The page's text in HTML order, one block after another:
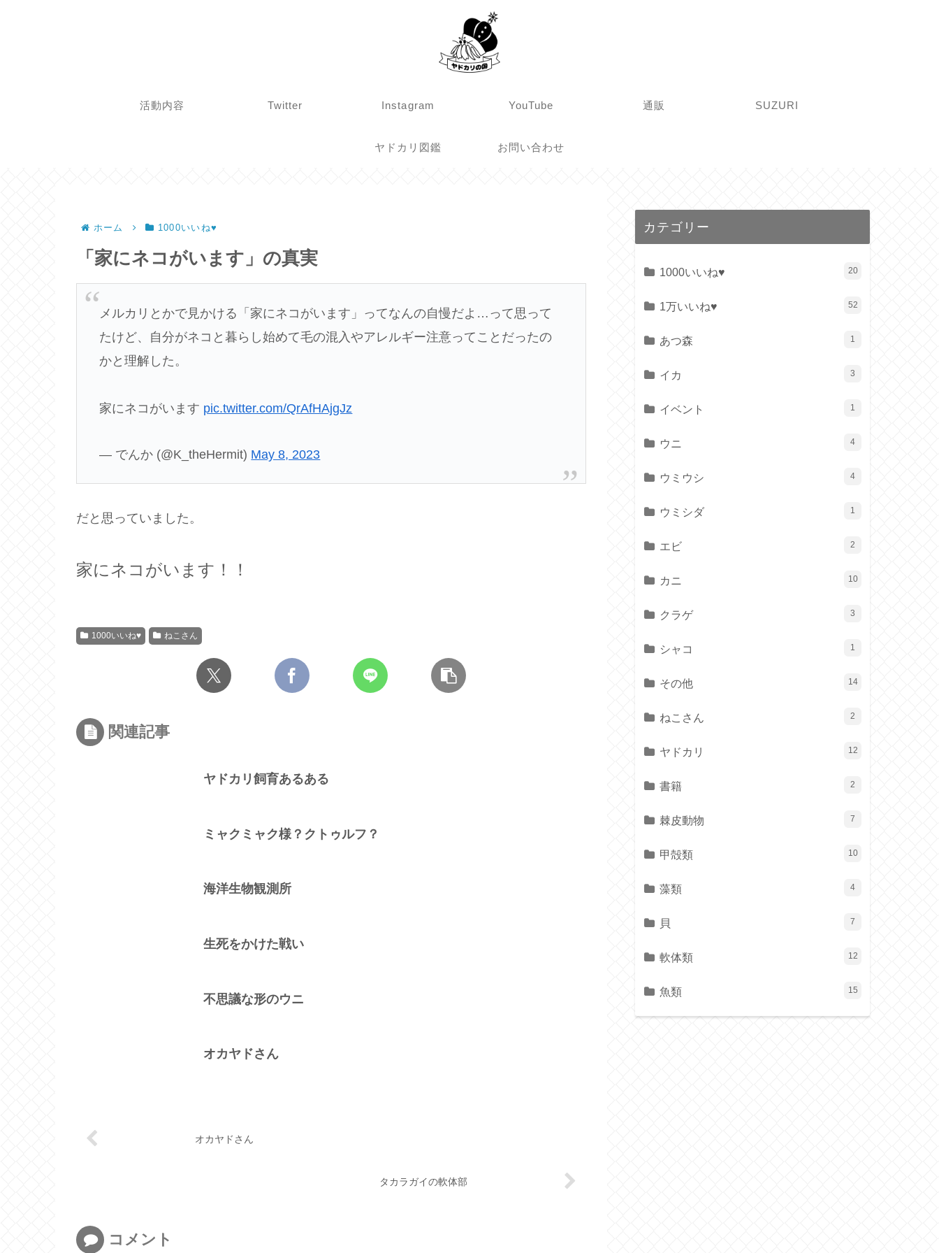
活動内容 Twitter Instagram YouTube 通販 SUZURI
ヤドカリ図鑑 お問い合わせ
ホーム 1000いいね♥
「家にネコがいます」の真実
メルカリとかで見かける「家にネコがいます」ってなんの自慢だよ…って思って
たけど、自分がネコと暮らし始めて毛の混入やアレルギー注意ってことだったの
かと理解した。
家にネコがいます pic.twitter.com/QrAfHAjgJz
— でんか (@K_theHermit) May 8, 2023
だと思っていました。
家にネコがいます！！
1000いいね♥ ねこさん
関連記事
ヤドカリ飼育あるある
ミャクミャク様？クトゥルフ？
海洋生物観測所
生死をかけた戦い
不思議な形のウニ
オカヤドさん
オカヤドさん
タカラガイの軟体部
コメント
カテゴリー
1000いいね♥ 20
1万いいね♥ 52
あつ森 1
イカ 3
イベント 1
ウニ 4
ウミウシ 4
ウミシダ 1
エビ 2
カニ 10
クラゲ 3
シャコ 1
その他 14
ねこさん 2
ヤドカリ 12
書籍 2
棘皮動物 7
甲殻類 10
藻類 4
貝 7
軟体類 12
魚類 15